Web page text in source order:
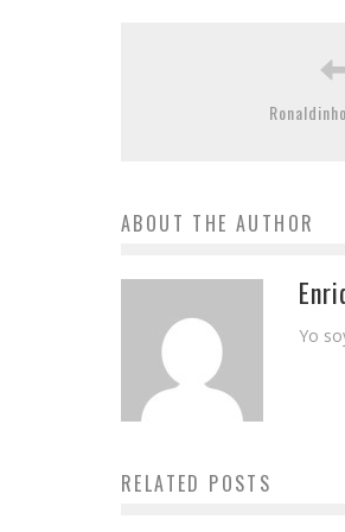
ABOUT THE AUTHOR
Yo
RELATED POSTS